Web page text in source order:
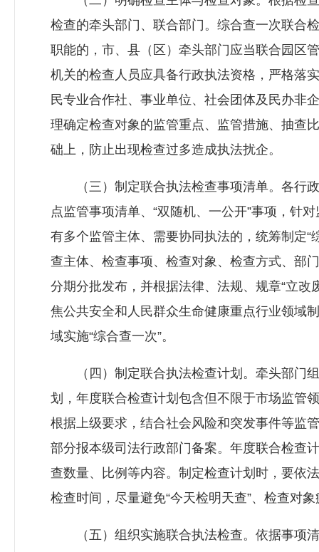
检查的牵头部门、联合部门。综合查一次联合
职能的，市、县（区）牵头部门应当联合园区
机关的检查人员应具备行政执法资格，严格落
民专业合作社、事业单位、社会团体及民办非
理确定检查对象的监管重点、监管措施、抽查
础上，防止出现检查过多造成执法扰企。
（三）制定联合执法检查事项清单。各行政
点监管事项清单、“双随机、一公开”事项，针
有多个监管主体、需要协同执法的，统筹制定
查主体、检查事项、检查对象、检查方式、部
分期分批发布，并根据法律、法规、规章“立
焦公共安全和人民群众生命健康重点行业领域
域实施“综合查一次”。
（四）制定联合执法检查计划。牵头部门组
划，年度联合检查计划包含但不限于市场监管
根据上级要求，结合社会风险和突发事件等监
部分报本级司法行政部门备案。年度联合检查
查数量、比例等内容。制定检查计划时，要依
检查时间，尽量避免“今天检明天查”、检查对
（五）组织实施联合执法检查。依据事项清